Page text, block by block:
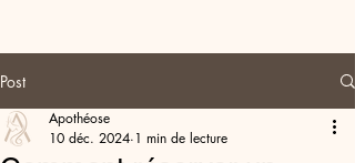
Post
Apothéose
10 déc. 2024 1 min de lecture